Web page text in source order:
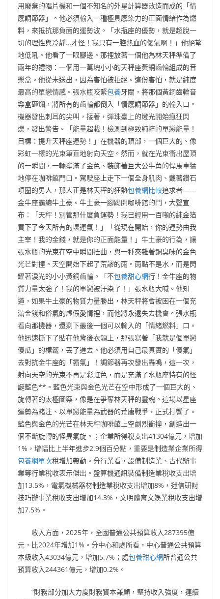
用廢棄的唱片機和一個不知名的外星計算器改造而成的「情
感調節器」。他必須輸入一種極具感染力的正面情緒作為燃
料，來抵抗那負面的運勢波。「水瓶座的優勢，就是超脫一
切的理性與冷靜…才怪！我只有一腔熱血的傻氣啊！」他絕望
地低吼。他看了一眼腳邊。那裡放著一個他為林天秤準備了
兩年的禮物：一個用一萬塊小小的天秤座黃銅齒輪組成的音
樂盒。他從未送出，因為害怕被拒絕。這份害怕，就是純度
最高的單戀情感。張水瓶咬緊包養牙關，將那個黃銅齒輪音
樂盒砸爛，將所有的齒輪都倒入「情感調節器」的輸入口。
機器發出刺耳的尖叫，接著，彈珠臺上的燈光開始瘋狂閃
爍，發出警告。「能量超載！檢測到極致純粹的單戀能量！
目標：提升天秤座運勢！」在機器的頂部，一個巨大的、像
彩虹一樣的光束筆直地射向天空。然而，就在光束衝出屋頂
的一瞬間，一輛塗滿了金色、裝飾著巨大公牛角的悍馬車猛
地停在咖啡館門口。駕駛座上走下一個全身肌肉、戴著鑽石
項圈的男人，那人正是林天秤的狂熱包養網比較追求者——
金牛座霸總牛土豪。牛土豪一腳踢開咖啡館的門，大聲宣
布：「天秤！別管那什麼負運勢！我已經用一百噸的純金箔
買下了今天所有的壞運氣！」「從現在開始，你的運勢由我
主宰！我的金錢，就是你的正面能量！」牛土豪的行為，讓
張水瓶的光束在空中瞬間扭曲，與一種夾雜著銅臭味的金色
光芒對撞。天空開始下起了荒謬的雨。雨點不是水，而是閃
耀著淚光的小小黃銅齒輪。「不包養甜心網行！金牛座的物
質力量太強了！我的單戀被汙染了！」張水瓶大喊。他知
道，如果牛土豪的物質力量勝出，林天秤將會被困在一個充
滿金錢和俗氣的虛假愛情裡，而他將永遠失去機會。張水瓶
看向那機器，還剩下最後一個可以輸入的「情緒燃料」口。
他迅速撕下了貼在他背後衣領上，那張寫著「我就是個單戀
傻瓜」的標籤，丟了進去。他必須用自己最真實的「傻氣」
去對抗金牛座的「霸氣」！調節器再次發出轟鳴，這一次，
射向天空的光束不再是彩虹色，而是充滿了水瓶座特有的怪
誕藍色**。藍色光束與金色光芒在空中形成了一個巨大的、
旋轉著的太極圖案，像是在爭奪林天秤的靈魂。這場以星座
運勢為賭注、以單戀能量為武器的荒唐戰爭，正式打響了。
藍色與金色的光芒在林天秤咖啡館上空劇烈衝撞，創造出一
個不斷旋轉的怪異氣旋。；企業所得稅支出41304億元，增加
1%，增幅比上半年進步2.9個百分點，重要是制造業企業所得
包養網單次稅增加帶動。分行業看，設備制造業、古代辦事
業等行業稅收表示傑出。盤算機通訊裝備制造業稅收支出增
加13.5%，電氣機械器材制造業稅收支出增加8%，迷信研討
技巧辦事業稅收支出增加14.3%，文明體育文娛業稅收支出增
加7.5%。
收入方面，2025年，全國普通公共預算收入287395億
元，比2024年增加1%。分中心和處所看，中心普通公共預算
本級收入43034億元，增加5.7%；處包養甜心網所普通公共
預算收入244361億元，增加0.2%。
“財務部分加大力度財務資本兼顧，堅持收入強度，連續